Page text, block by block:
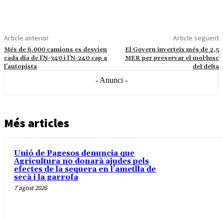
Article anterior
Més de 6.000 camions es desvien
cada dia de l’N-340 i l’N-240 cap a
l’autopista
Article següent
El Govern inverteix més de 2,5
MER per preservar el mol·lusc
del delta
- Anunci -
Més articles
Unió de Pagesos denuncia que
Agricultura no donarà ajudes pels
efectes de la sequera en l’ametlla de
secà i la garrofa
7 agost 2026